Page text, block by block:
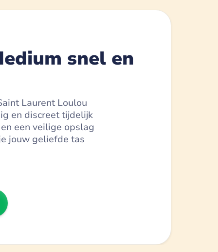
snel en
Laurent Loulou
en discreet tijdelijk
een veilige opslag
jouw geliefde tas